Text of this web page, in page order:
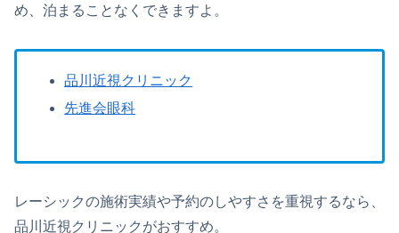
め、泊まることなくできますよ。
品川近視クリニック
先進会眼科
レーシックの施術実績や予約のしやすさを重視するなら、
品川近視クリニックがおすすめ。